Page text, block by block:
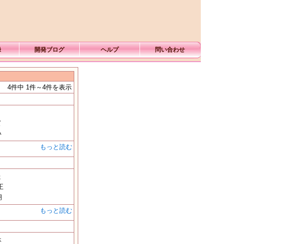
開発ブログ ヘルプ 問い合わせ
4件中 1件～4件を表示
もっと読む
もっと読む